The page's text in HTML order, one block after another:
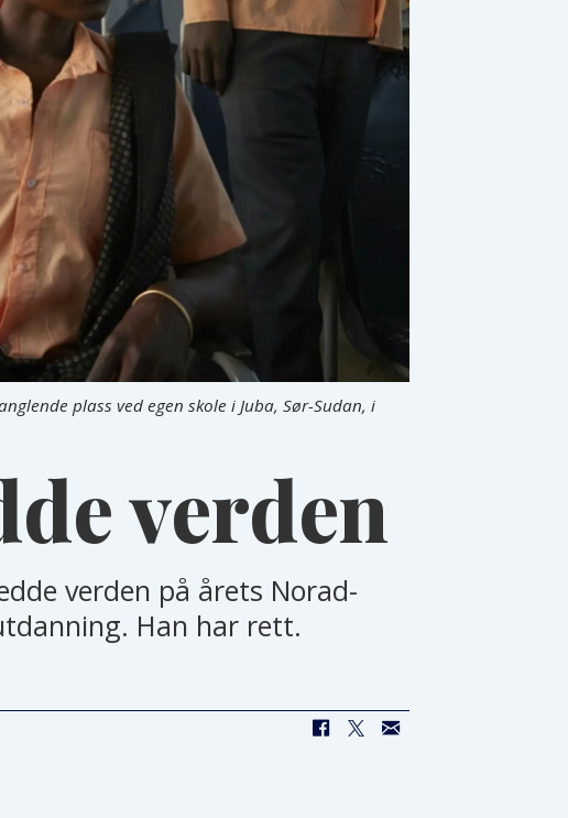
plass ved egen skole i Juba, Sør-Sudan, i
verden
verden på årets Norad-
Han har rett.